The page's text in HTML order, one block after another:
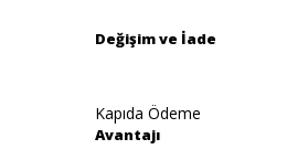
Değişim ve İade
Kapıda Ödeme
Avantajı